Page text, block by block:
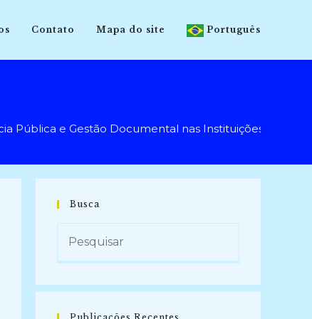
Contato Mapa do site Português
Pública e Gestão Documental nas Instituições
Busca